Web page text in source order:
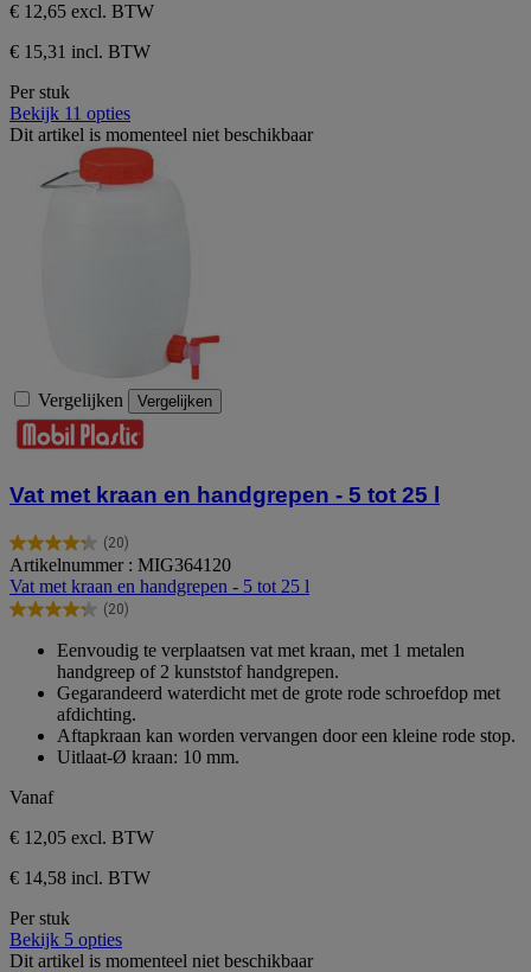
€ 12,65 excl. BTW
€ 15,31 incl. BTW
Per stuk
Bekijk 11 opties
Dit artikel is momenteel niet beschikbaar
Vergelijken Vergelijken
Vat met kraan en handgrepen - 5 tot 25 l
(20)
4.3
van
de
5
beoordelingen
Artikelnummer : MIG364120
Vat met kraan en handgrepen - 5 tot 25 l
(20)
4.3
sterren.
beoordelingen
Eenvoudig te verplaatsen vat met kraan, met 1 metalen
handgreep of 2 kunststof handgrepen.
Gegarandeerd waterdicht met de grote rode schroefdop met
afdichting.
Aftapkraan kan worden vervangen door een kleine rode stop.
Uitlaat-Ø kraan: 10 mm.
Vanaf
€ 12,05 excl. BTW
€ 14,58 incl. BTW
Per stuk
Bekijk 5 opties
Dit artikel is momenteel niet beschikbaar